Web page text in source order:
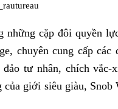
những cặp đôi quyền
chuyên cung cấp các
tư nhân, chích vắc-
giới siêu giàu, Snob